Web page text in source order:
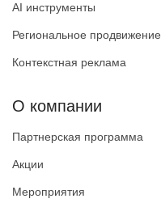
AI инструменты
Региональное продвижение
Контекстная реклама
О компании
Партнерская программа
Акции
Мероприятия